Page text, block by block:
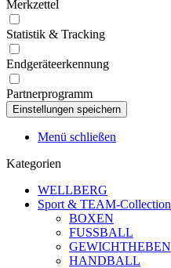
Merkzettel
Statistik & Tracking
Endgeräteerkennung
Partnerprogramm
Menü schließen
Kategorien
WELLBERG
Sport & TEAM-Collection
BOXEN
FUSSBALL
GEWICHTHEBEN
HANDBALL